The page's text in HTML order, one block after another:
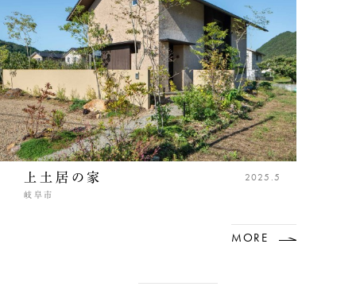
上土居の家
岐阜市
2025.5
MORE